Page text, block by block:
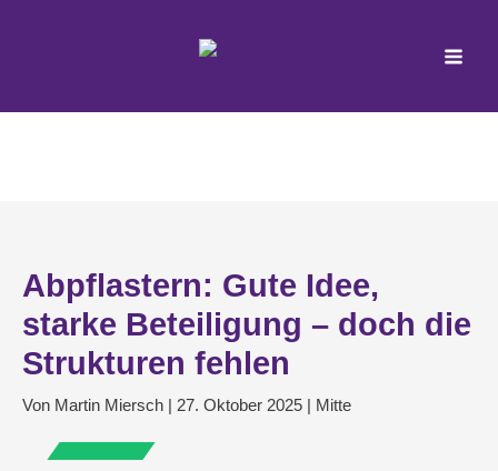
Abpflastern: Gute Idee,
starke Beteiligung – doch die
Strukturen fehlen
Von Martin Miersch | 27. Oktober 2025 | Mitte